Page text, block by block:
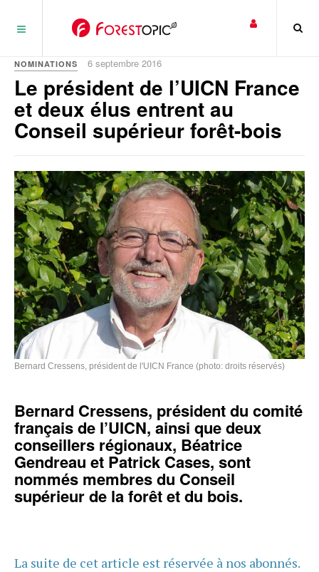
NOMINATIONS 6 septembre 2016
Le président de l’UICN France
et deux élus entrent au
Conseil supérieur forêt-bois
Bernard Cressens, président de l'UICN France (photo: droits réservés)
Bernard Cressens, président du comité
français de l’UICN, ainsi que deux
conseillers régionaux, Béatrice
Gendreau et Patrick Cases, sont
nommés membres du Conseil
supérieur de la forêt et du bois.
La suite de cet article est réservée à nos abonnés.